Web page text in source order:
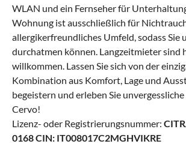
WLAN und ein Fernseher für
Wohnung ist ausschließlich für
allergikerfreundliches Umfeld, sodass Sie
durchatmen können. Langzeitmieter sind
willkommen. Lassen Sie sich von der
Kombination aus Komfort, Lage und
begeistern und erleben Sie
Cervo!
Lizenz- oder Registrierungsnummer:
0168 CIN: IT008017C2MGHVIKRE